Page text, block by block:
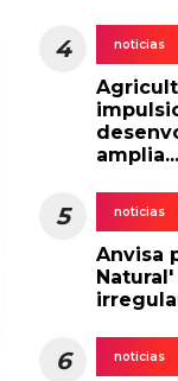
4 noticias
amplia...
5 noticias
Anvisa
6 noticias